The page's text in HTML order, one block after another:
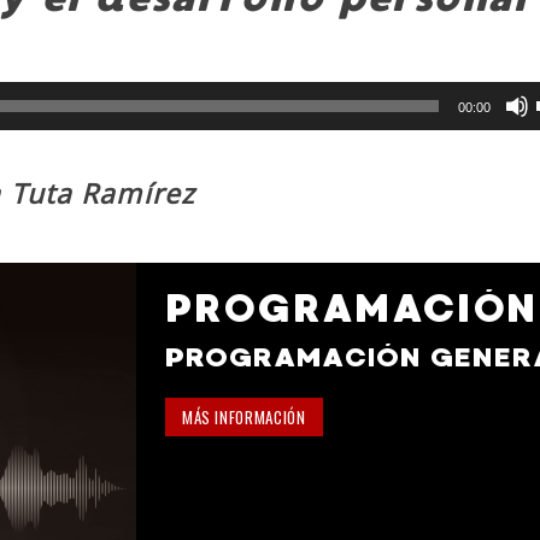
00:00
Ramírez
PROGRAMACIÓN
GENERAL
PROGRAMACIÓN
MÁS INFORMACIÓN